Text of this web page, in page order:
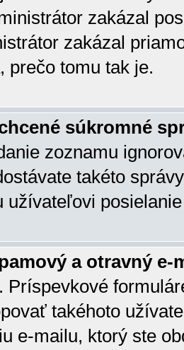
zakázal
zakázal
prečo tomu tak je.
súkromné
zoznamu
takéto
užívateľovi
a otravný e-
Príspevkové
takéhoto
e-mailu, ktorý ste